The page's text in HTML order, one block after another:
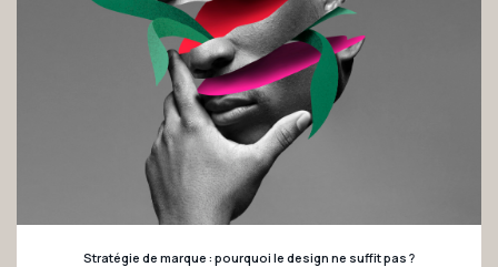
Stratégie de marque : pourquoi le design ne suffit pas ?